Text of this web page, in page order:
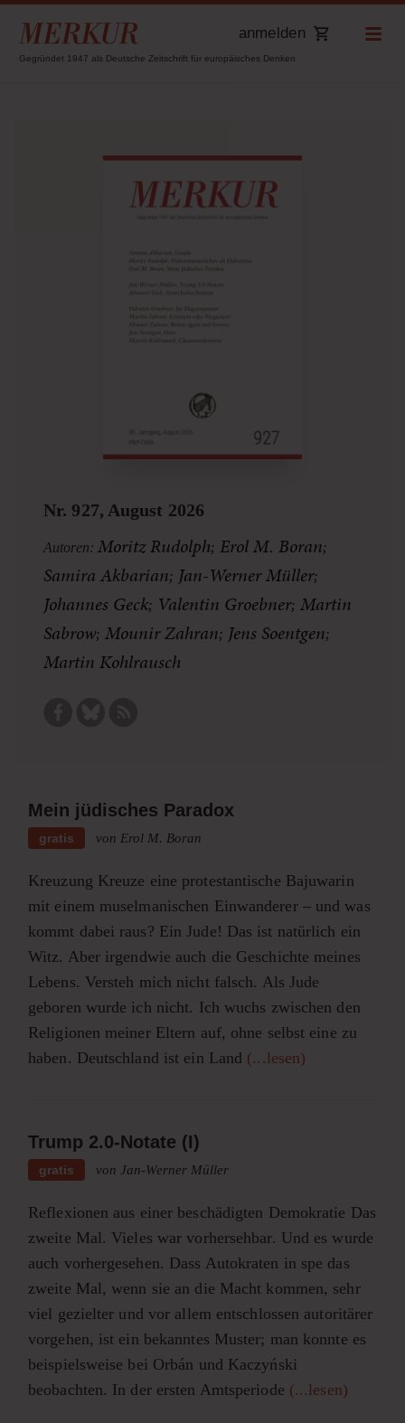
Gegründet 1947 als Deutsche Zeitschrift für europäisches Denken
anmelden
Nr. 927, August 2026
Autoren: Moritz Rudolph; Erol M. Boran;
Samira Akbarian; Jan-Werner Müller;
Johannes Geck; Valentin Groebner; Martin
Sabrow; Mounir Zahran; Jens Soentgen;
Martin Kohlrausch
Mein jüdisches Paradox
gratis von Erol M. Boran
Kreuzung Kreuze eine protestantische Bajuwarin
mit einem muselmanischen Einwanderer – und was
kommt dabei raus? Ein Jude! Das ist natürlich ein
Witz. Aber irgendwie auch die Geschichte meines
Lebens. Versteh mich nicht falsch. Als Jude
geboren wurde ich nicht. Ich wuchs zwischen den
Religionen meiner Eltern auf, ohne selbst eine zu
haben. Deutschland ist ein Land (...lesen)
Trump 2.0-Notate (I)
gratis von Jan-Werner Müller
Reflexionen aus einer beschädigten Demokratie Das
zweite Mal. Vieles war vorhersehbar. Und es wurde
auch vorhergesehen. Dass Autokraten in spe das
zweite Mal, wenn sie an die Macht kommen, sehr
viel gezielter und vor allem entschlossen autoritärer
vorgehen, ist ein bekanntes Muster; man konnte es
beispielsweise bei Orbán und Kaczyński
beobachten. In der ersten Amtsperiode (...lesen)